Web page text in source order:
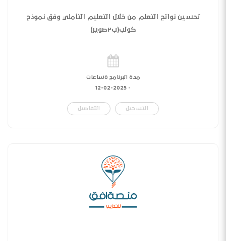
تحسين نواتج التعلم من خلال التعليم التأملي وفق نموذج
كولب(ب٢صوير)
مدة البرنامج ٥ساعات
-
12-02-2025
التسجيل التفاصيل